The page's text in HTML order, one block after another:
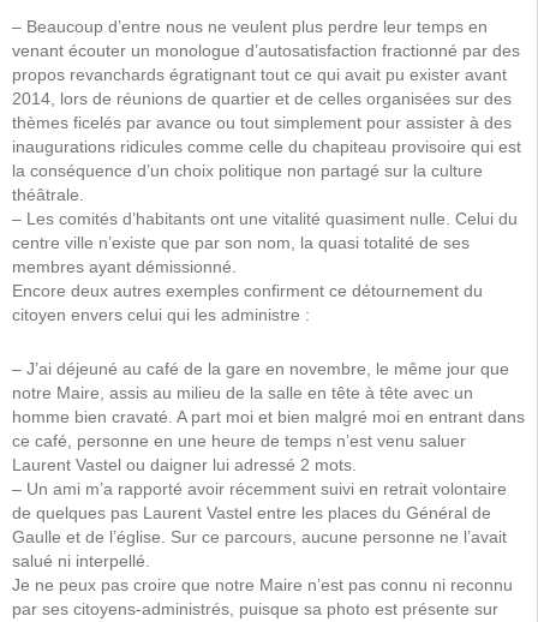
– Beaucoup d’entre nous ne veulent plus perdre leur temps en
venant écouter un monologue d’autosatisfaction fractionné par des
propos revanchards égratignant tout ce qui avait pu exister avant
2014, lors de réunions de quartier et de celles organisées sur des
thèmes ficelés par avance ou tout simplement pour assister à des
inaugurations ridicules comme celle du chapiteau provisoire qui est
la conséquence d’un choix politique non partagé sur la culture
théâtrale.
– Les comités d’habitants ont une vitalité quasiment nulle. Celui du
centre ville n’existe que par son nom, la quasi totalité de ses
membres ayant démissionné.
Encore deux autres exemples confirment ce détournement du
citoyen envers celui qui les administre :
– J’ai déjeuné au café de la gare en novembre, le même jour que
notre Maire, assis au milieu de la salle en tête à tête avec un
homme bien cravaté. A part moi et bien malgré moi en entrant dans
ce café, personne en une heure de temps n’est venu saluer
Laurent Vastel ou daigner lui adressé 2 mots.
– Un ami m’a rapporté avoir récemment suivi en retrait volontaire
de quelques pas Laurent Vastel entre les places du Général de
Gaulle et de l’église. Sur ce parcours, aucune personne ne l’avait
salué ni interpellé.
Je ne peux pas croire que notre Maire n’est pas connu ni reconnu
par ses citoyens-administrés, puisque sa photo est présente sur